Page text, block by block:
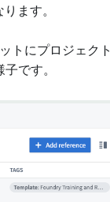
ます。
トにプロジェクト
です。